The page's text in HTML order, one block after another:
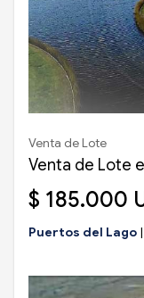
Venta de Lote
Venta de Lote
$ 185.000
Puertos del Lago |